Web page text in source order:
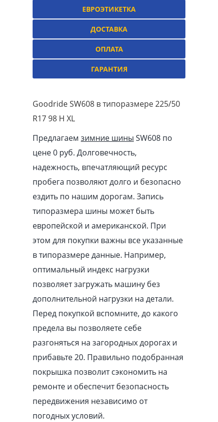
ЕВРОЭТИКЕТКА
ДОСТАВКА
ОПЛАТА
ГАРАНТИЯ
Goodride SW608 в типоразмере 225/50
R17 98 H XL
Предлагаем зимние шины SW608 по
цене 0 руб. Долговечность,
надежность, впечатляющий ресурс
пробега позволяют долго и безопасно
ездить по нашим дорогам. Запись
типоразмера шины может быть
европейской и американской. При
этом для покупки важны все указанные
в типоразмере данные. Например,
оптимальный индекс нагрузки
позволяет загружать машину без
дополнительной нагрузки на детали.
Перед покупкой вспомните, до какого
предела вы позволяете себе
разгоняться на загородных дорогах и
прибавьте 20. Правильно подобранная
покрышка позволит сэкономить на
ремонте и обеспечит безопасность
передвижения независимо от
погодных условий.